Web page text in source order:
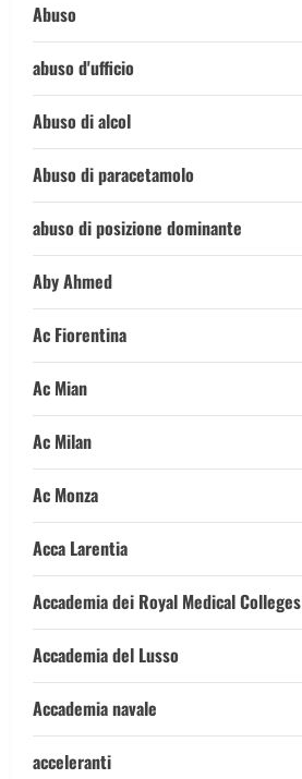
Abuso
abuso d'ufficio
Abuso di alcol
Abuso di paracetamolo
abuso di posizione dominante
Aby Ahmed
Ac Fiorentina
Ac Mian
Ac Milan
Ac Monza
Acca Larentia
Accademia dei Royal Medical Colleges
Accademia del Lusso
Accademia navale
acceleranti